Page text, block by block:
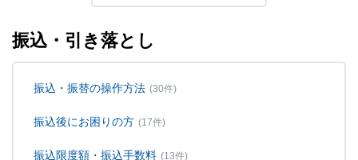
振込・引き落とし
振込・振替の操作方法 (30件)
振込後にお困りの方 (17件)
振込限度額・振込手数料 (13件)